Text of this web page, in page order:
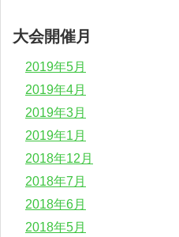
大会開催月
2019年5月
2019年4月
2019年3月
2019年1月
2018年12月
2018年7月
2018年6月
2018年5月